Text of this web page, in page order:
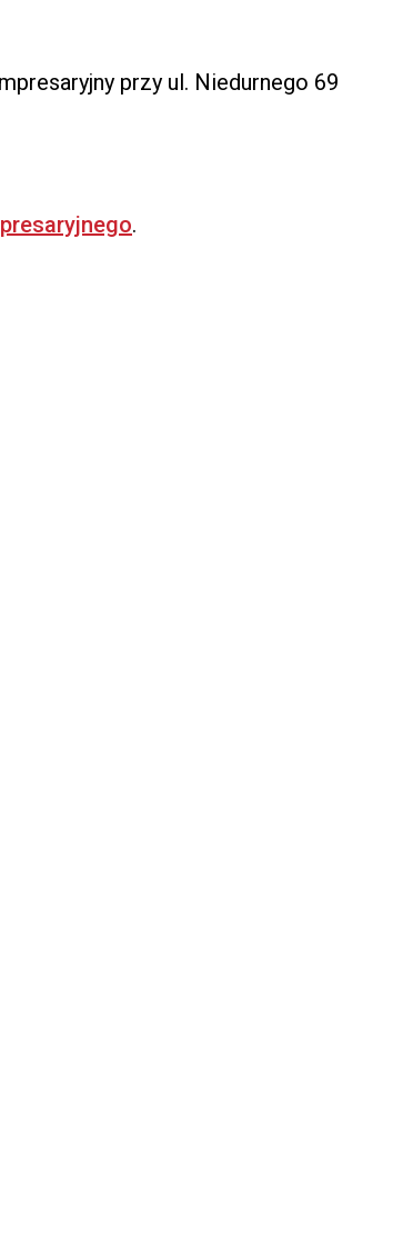
przy ul. Niedurnego 69
.